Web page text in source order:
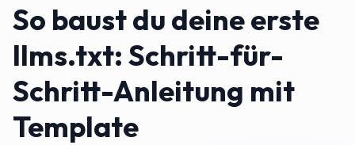
So baust du deine erste
llms.txt: Schritt-für-
Schritt-Anleitung mit
Template